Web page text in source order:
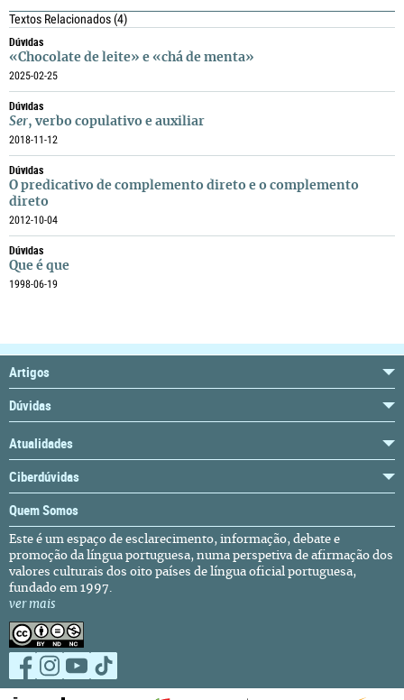
Textos Relacionados(4)
Dúvidas
«Chocolate de leite» e «chá de menta»
2025-02-25
Dúvidas
Ser, verbo copulativo e auxiliar
2018-11-12
Dúvidas
O predicativo de complemento direto e o complemento
direto
2012-10-04
Dúvidas
Que é que
1998-06-19
Artigos
Dúvidas
Atualidades
Ciberdúvidas
Quem Somos
Este é um espaço de esclarecimento, informação, debate e
promoção da língua portuguesa, numa perspetiva de afirmação dos
valores culturais dos oito países de língua oficial portuguesa,
fundado em 1997.
ver mais